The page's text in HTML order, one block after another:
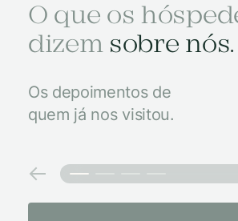
O que os
dizem sobre nós.
Os depoimentos de
quem já nos visitou.